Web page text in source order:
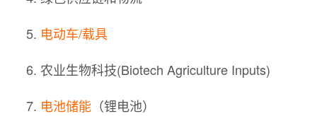
电动车/载具
农业生物科技(Biotech Agriculture Inputs)
电池储能 （锂电池）